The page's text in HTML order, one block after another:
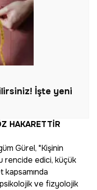
İşte yeni
HAKARETTİR
Gürel, "Kişinin
rencide edici, küçük
kapsamında
ve fizyolojik